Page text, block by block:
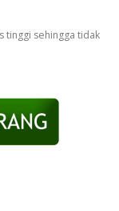
tinggi sehingga tidak